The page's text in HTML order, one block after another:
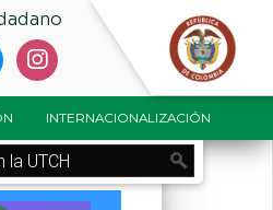
INTERNACIONALIZACIÓN